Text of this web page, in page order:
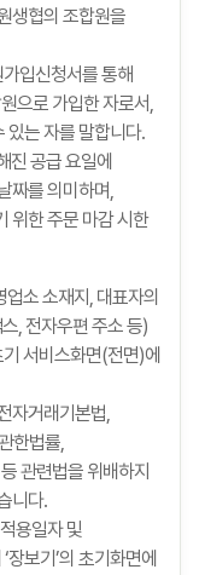
생협의 조합원을
입신청서를 통해
으로 가입한 자로서,
있는 자를 말합니다.
진 공급 요일에
짜를 의미하며,
위한 주문 마감 시한
소 소재지, 대표자의
, 전자우편 주소 등)
서비스화면(전면)에
자거래기본법,
한법률,
관련법을 위배하지
니다.
용일자 및
보기’의 초기화면에